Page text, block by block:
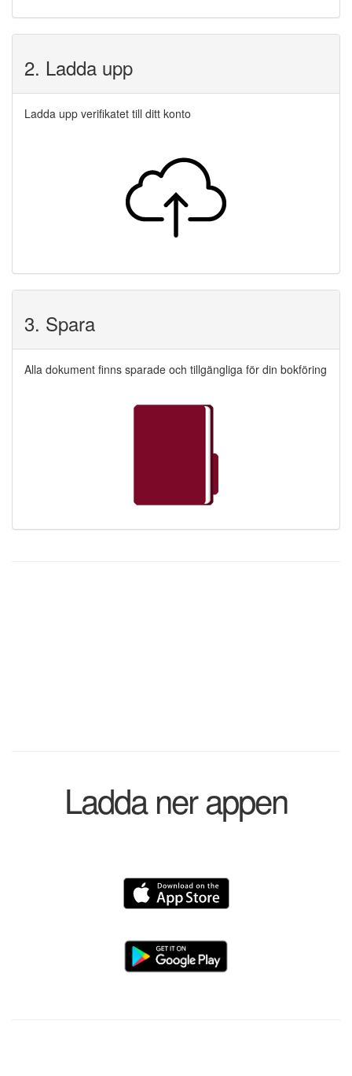
2. Ladda upp
Ladda upp verifikatet till ditt konto
3. Spara
Alla dokument finns sparade och tillgängliga för din bokföring
Ladda ner appen